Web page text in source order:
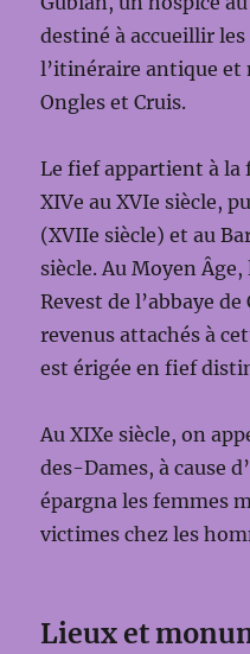
destiné à accueillir
l’itinéraire antique et
Ongles et Cruis.
Le fief appartient à la
XIVe au XVIe siècle,
(XVIIe siècle) et au
siècle. Au Moyen
Revest de l’abbaye
revenus attachés à
est érigée en fief
Au XIXe siècle, on
des-Dames, à cause
épargna les femmes
victimes chez les
Lieux et